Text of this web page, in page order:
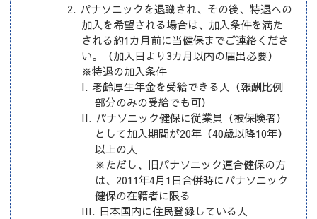
パナソニックを退職され、その後、特退への
加入を希望される場合は、加入条件を満た
される約1カ月前に当健保までご連絡くださ
い。（加入日より3カ月以内の届出必要）
※特退の加入条件
老齢厚生年金を受給できる人（報酬比例
部分のみの受給でも可）
パナソニック健保に従業員（被保険者）
として加入期間が20年（40歳以降10年）
以上の人
※ただし、旧パナソニック連合健保の方
は、2011年4月1日合併時にパナソニック
健保の在籍者に限る
日本国内に住民登録している人